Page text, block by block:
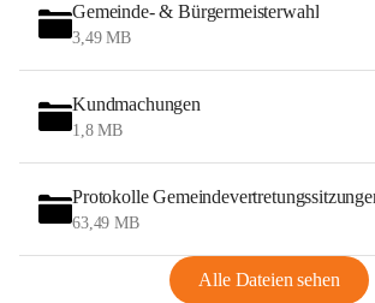
Gemeinde- & Bürgermeisterwahl
3,49 MB
Kundmachungen
1,8 MB
Protokolle
63,49 MB
Alle Dateien sehen